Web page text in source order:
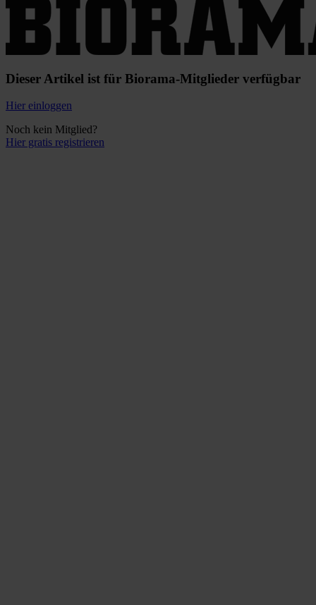
Dieser Artikel ist für Biorama-Mitglieder verfügbar
Hier einloggen
Noch kein Mitglied?
Hier gratis registrieren